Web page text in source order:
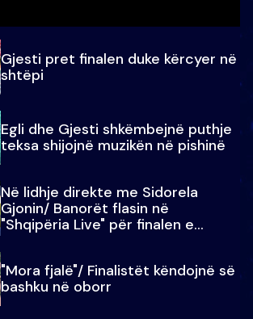
Gjesti pret finalen duke kërcyer në
shtëpi
Egli dhe Gjesti shkëmbejnë puthje
teksa shijojnë muzikën në pishinë
Në lidhje direkte me Sidorela
Gjonin/ Banorët flasin në
"Shqipëria Live" për finalen e
"Mora fjalë"/ Finalistët këndojnë së
bashku në oborr